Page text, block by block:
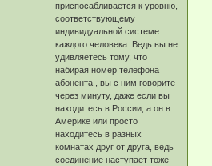
приспосабливается к уровню,
соответствующему
индивидуальной системе
каждого человека. Ведь вы не
удивляетесь тому, что
набирая номер телефона
абонента , вы с ним говорите
через минуту, даже если вы
находитесь в России, а он в
Америке или просто
находитесь в разных
комнатах друг от друга, ведь
соединение наступает тоже